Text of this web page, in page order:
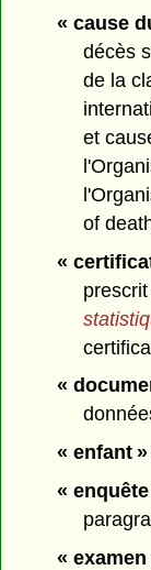
« cause
décès
de la
et
of
«
«
« enfant »
« enquête
«